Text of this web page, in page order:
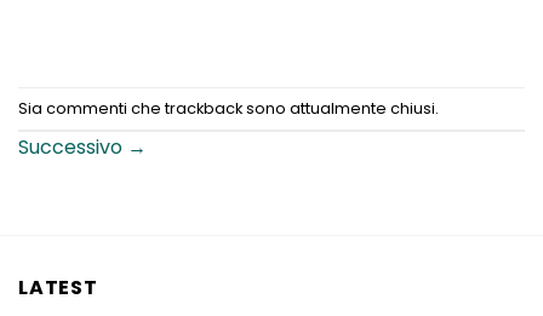
Sia commenti che trackback sono attualmente chiusi.
Successivo →
LATEST